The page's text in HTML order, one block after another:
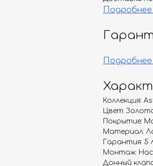
Коллекция:
Цвет:
Покрытие:
Материал:
Гарантия: 5
Монтаж:
Донный